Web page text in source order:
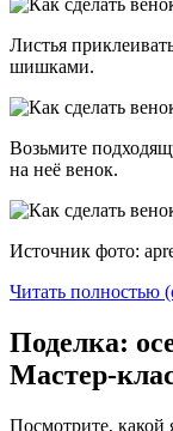
Листья
шишками.
Возьмите
на неё венок.
Источник фото:
Читать полностью
Поделка:
Мастер-
Посмотрите, какой